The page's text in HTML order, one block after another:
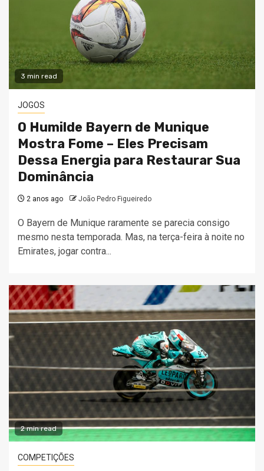
3 min read
JOGOS
O Humilde Bayern de Munique
Mostra Fome – Eles Precisam
Dessa Energia para Restaurar Sua
Dominância
2 anos ago João Pedro Figueiredo
O Bayern de Munique raramente se parecia consigo
mesmo nesta temporada. Mas, na terça-feira à noite no
Emirates, jogar contra...
2 min read
COMPETIÇÕES